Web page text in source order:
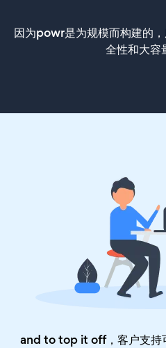
因为powr是为规模而构建的
全性和大容
and to top it off，客户支持